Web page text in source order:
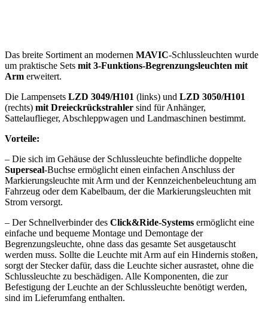
Das breite Sortiment an modernen MAVIC-Schlussleuchten wurde
um praktische Sets mit 3-Funktions-Begrenzungsleuchten mit
Arm erweitert.
Die Lampensets LZD 3049/H101 (links) und LZD 3050/H101
(rechts) mit Dreieckrückstrahler sind für Anhänger,
Sattelauflieger, Abschleppwagen und Landmaschinen bestimmt.
Vorteile:
– Die sich im Gehäuse der Schlussleuchte befindliche doppelte
Superseal-Buchse ermöglicht einen einfachen Anschluss der
Markierungsleuchte mit Arm und der Kennzeichenbeleuchtung am
Fahrzeug oder dem Kabelbaum, der die Markierungsleuchten mit
Strom versorgt.
– Der Schnellverbinder des Click&Ride-Systems ermöglicht eine
einfache und bequeme Montage und Demontage der
Begrenzungsleuchte, ohne dass das gesamte Set ausgetauscht
werden muss. Sollte die Leuchte mit Arm auf ein Hindernis stoßen,
sorgt der Stecker dafür, dass die Leuchte sicher ausrastet, ohne die
Schlussleuchte zu beschädigen. Alle Komponenten, die zur
Befestigung der Leuchte an der Schlussleuchte benötigt werden,
sind im Lieferumfang enthalten.